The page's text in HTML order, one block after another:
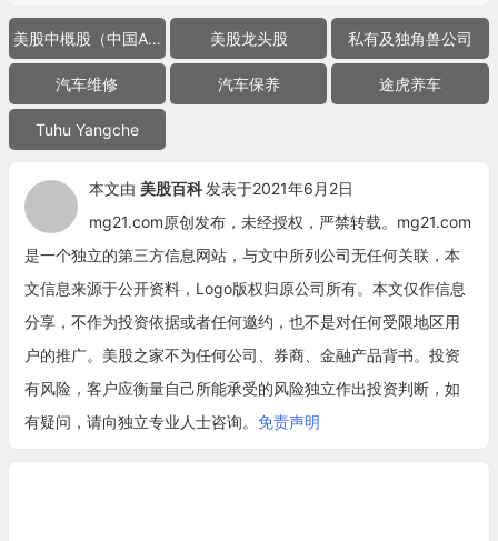
美股中概股（中国ADR） 美股龙头股 私有及独角兽公司
汽车维修 汽车保养 途虎养车
Tuhu Yangche
本文由 美股百科 发表于2021年6月2日
mg21.com原创发布，未经授权，严禁转载。mg21.com
是一个独立的第三方信息网站，与文中所列公司无任何关联，本
文信息来源于公开资料，Logo版权归原公司所有。本文仅作信息
分享，不作为投资依据或者任何邀约，也不是对任何受限地区用
户的推广。美股之家不为任何公司、券商、金融产品背书。投资
有风险，客户应衡量自己所能承受的风险独立作出投资判断，如
有疑问，请向独立专业人士咨询。 免责声明